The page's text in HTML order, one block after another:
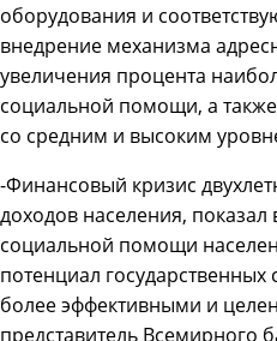
оборудования и
внедрение механизма
увеличения процента
социальной помощи, а
со средним и высоким
-Финансовый кризис
доходов населения,
социальной помощи
потенциал
более эффективными и
представитель Всемирного